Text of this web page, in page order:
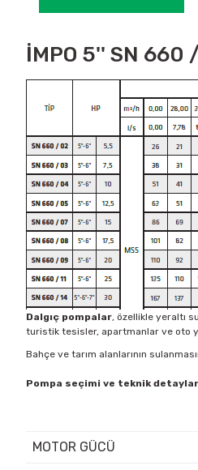
İMPO 5'' SN 660
Dalgıç pompalar, özellikle yeraltı
turistik tesisler, apartmanlar ve oto
Bahçe ve tarım alanlarının
Pompa seçimi ve teknik
MOTOR GÜCÜ